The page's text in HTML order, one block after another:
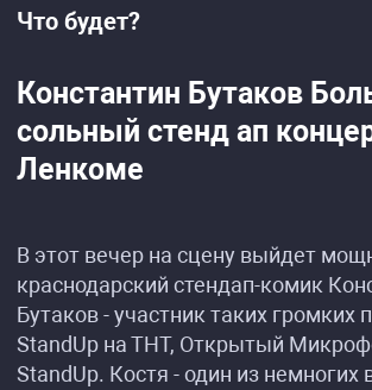
Что будет?
Константин Бутаков
сольный стенд ап
Ленкоме
В этот вечер на сцену выйдет
краснодарский стендап-комик
Бутаков - участник таких громких
StandUp на ТНТ, Открытый
StandUp. Костя - один из немногих